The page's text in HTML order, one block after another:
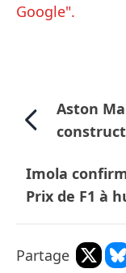
Google".
Aston
Imola
Prix de F1 à
Partage